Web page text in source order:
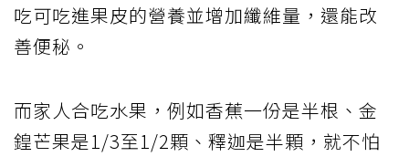
吃可吃進果皮的營養並增加纖維量，還能改
善便秘。
而家人合吃水果，例如香蕉一份是半根、金
鍠芒果是1/3至1/2顆、釋迦是半顆，就不怕